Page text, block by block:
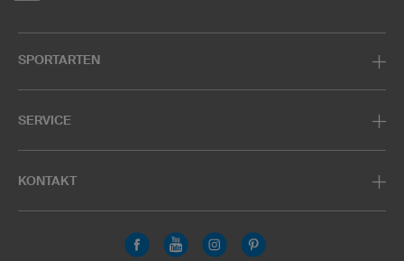
SPORTARTEN
SERVICE
KONTAKT